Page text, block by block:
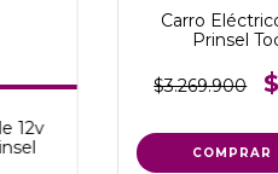
12v
Carro
Prinsel
$3.269.900